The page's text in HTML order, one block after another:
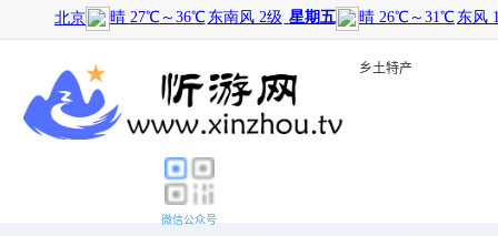
旅游景点 乡土特产
微信公众号